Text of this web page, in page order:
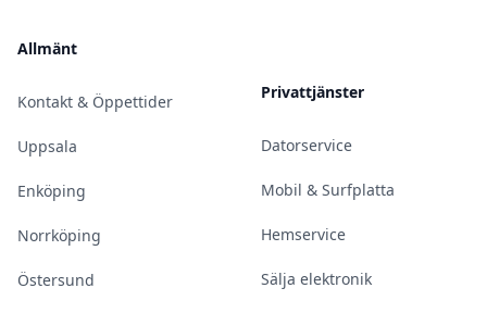
Allmänt
Kontakt & Öppettider
Uppsala
Enköping
Norrköping
Östersund
Privattjänster
Datorservice
Mobil & Surfplatta
Hemservice
Sälja elektronik